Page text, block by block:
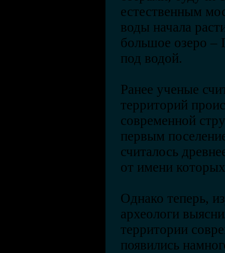
естественным
воды начала
большое озеро –
под водой.
Ранее ученые
территорий
современной
первым
считалось
от имени
Однако теперь,
археологи
территории
появились